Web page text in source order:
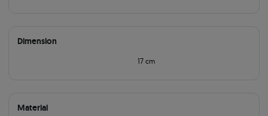
Dimension
17 cm
Material